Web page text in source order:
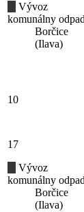
Vývoz
komunálny odpad
Borčice
(Ilava)
10
17
Vývoz
komunálny odpad
Borčice
(Ilava)